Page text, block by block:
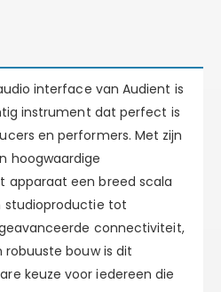
interface van Audient is
instrument dat perfect is
en performers. Met zijn
hoogwaardige
een breed scala
studioproductie tot
connectiviteit,
bouw is dit
keuze voor iedereen die